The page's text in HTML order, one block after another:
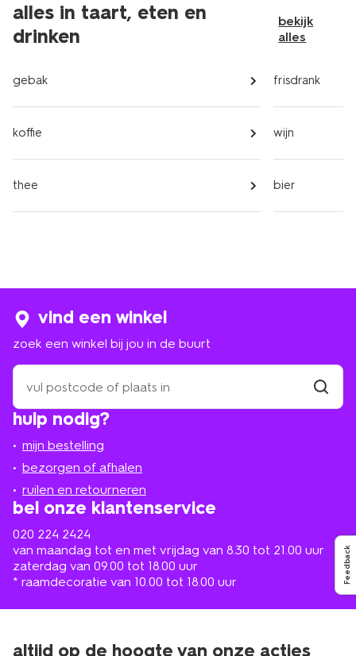
Feedback
alles in taart, eten en
drinken
bekijk
alles
gebak
koffie
thee
frisdrank
wijn
bier
hulp nodig?
mijn bestelling
bezorgen of afhalen
ruilen en retourneren
bel onze klantenservice
020 224 2424
van maandag tot en met vrijdag van 8.30 tot 21.00 uur
zaterdag van 09.00 tot 18.00 uur
* raamdecoratie van 10.00 tot 18.00 uur
vind een winkel
zoek een winkel bij jou in de buurt
zoek
een
winkel
bij
in
de
buurt
altijd op de hoogte van onze acties